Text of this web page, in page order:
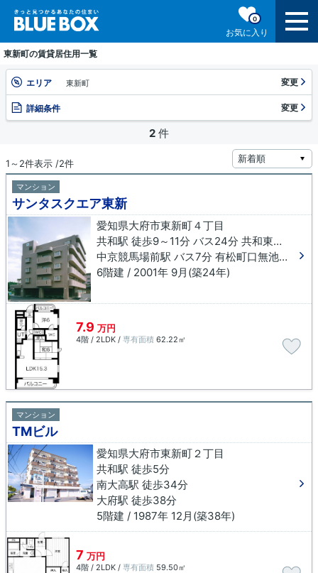
お気に入り
0
東新町の賃貸居住用一覧
エリア 東新町 変更
詳細条件 変更
2 件
1～2件表示 /2件
マンション
サンタスクエア東新
愛知県大府市東新町４丁目
共和駅 徒歩9～11分 バス24分 共和東保育園下車 徒歩5分
中京競馬場前駅 バス7分 有松町口無池下車 徒歩13分
6階建 / 2001年 9月(築24年)
7.9 万円
4階 / 2LDK / 専有面積 62.22㎡
マンション
TMビル
愛知県大府市東新町２丁目
共和駅 徒歩5分
南大高駅 徒歩34分
大府駅 徒歩38分
5階建 / 1987年 12月(築38年)
7 万円
4階 / 2LDK / 専有面積 59.50㎡